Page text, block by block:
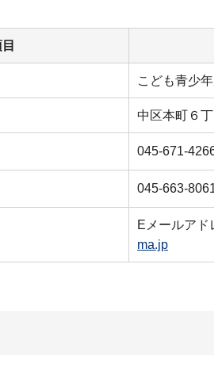
こども青少年
中区本町６
045-671-4266
045-663-8061
Eメールアド
ma.jp